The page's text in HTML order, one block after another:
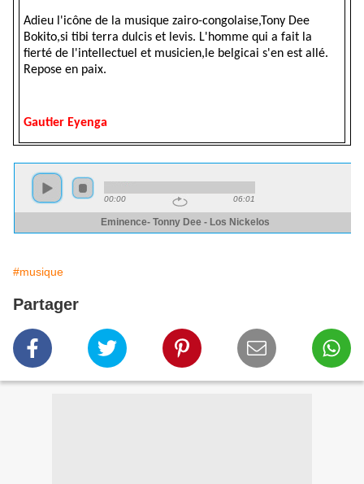
Adieu l'icône de la musique zairo-congolaise,Tony Dee
Bokito,si tibi terra dulcis et levis. L'homme qui a fait la
fierté de l'intellectuel et musicien,le belgicai s'en est allé.
Repose en paix.
Gautier Eyenga
#musique
Partager